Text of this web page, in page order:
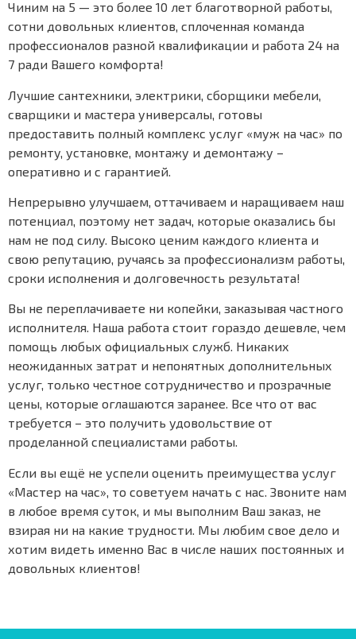
Чиним на 5 — это более 10 лет благотворной работы,
сотни довольных клиентов, сплоченная команда
профессионалов разной квалификации и работа 24 на
7 ради Вашего комфорта!
Лучшие сантехники, электрики, сборщики мебели,
сварщики и мастера универсалы, готовы
предоставить полный комплекс услуг «муж на час» по
ремонту, установке, монтажу и демонтажу –
оперативно и с гарантией.
Непрерывно улучшаем, оттачиваем и наращиваем наш
потенциал, поэтому нет задач, которые оказались бы
нам не под силу. Высоко ценим каждого клиента и
свою репутацию, ручаясь за профессионализм работы,
сроки исполнения и долговечность результата!
Вы не переплачиваете ни копейки, заказывая частного
исполнителя. Наша работа стоит гораздо дешевле, чем
помощь любых официальных служб. Никаких
неожиданных затрат и непонятных дополнительных
услуг, только честное сотрудничество и прозрачные
цены, которые оглашаются заранее. Все что от вас
требуется – это получить удовольствие от
проделанной специалистами работы.
Если вы ещё не успели оценить преимущества услуг
«Мастер на час», то советуем начать с нас. Звоните нам
в любое время суток, и мы выполним Ваш заказ, не
взирая ни на какие трудности. Мы любим свое дело и
хотим видеть именно Вас в числе наших постоянных и
довольных клиентов!